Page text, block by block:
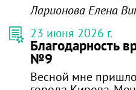
Ларионова Елена
23 июня 2026 г.
Благодарность
№9
Весной мне